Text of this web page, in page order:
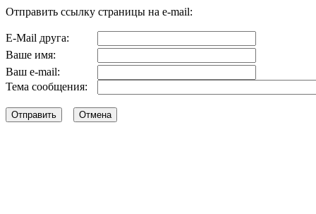
Отправить ссылку страницы на e-mail:
E-Mail друга:
Ваше имя:
Ваш e-mail:
Тема сообщения: